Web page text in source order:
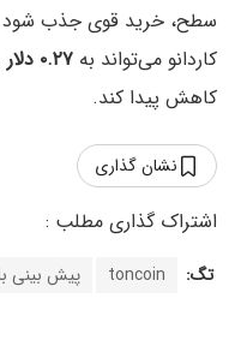
سطح، خرید قوی جذب شود
کاردانو می‌تواند به
کاهش پیدا کند.
نشان گذاری
تگ: toncoin پیش بینی